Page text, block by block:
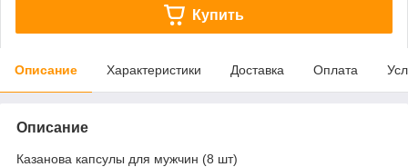
Купить
Описание Характеристики Доставка Оплата
Описание
Казанова капсулы для мужчин (8 шт)